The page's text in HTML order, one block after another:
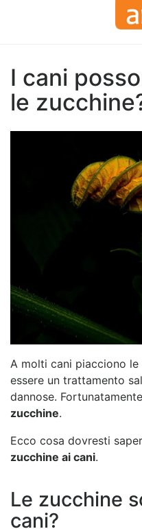
I cani
le
A molti cani piacciono
essere un trattamento
dannose.
zucchine.
Ecco cosa dovresti
zucchine ai cani.
Le zucchine
cani?